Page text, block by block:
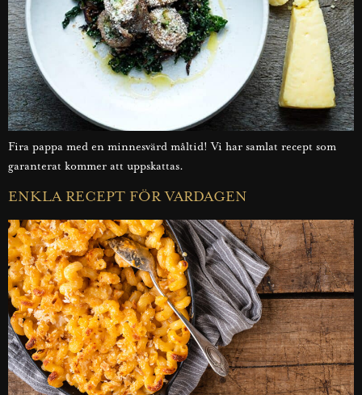
Fira pappa med en minnesvärd måltid! Vi har samlat recept som
garanterat kommer att uppskattas.
ENKLA RECEPT FÖR VARDAGEN